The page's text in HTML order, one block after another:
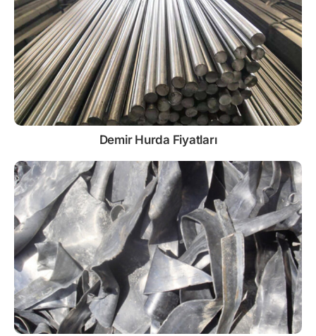
Demir Hurda Fiyatları